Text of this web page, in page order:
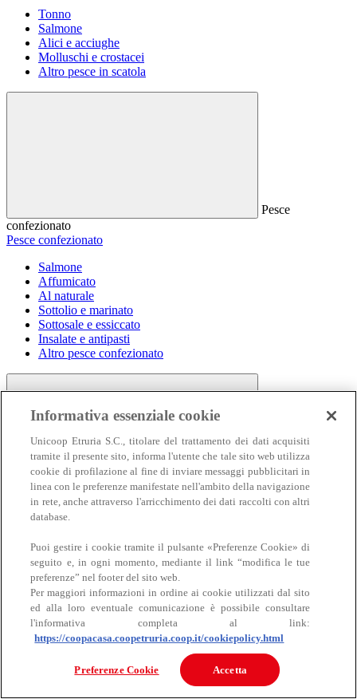
Tonno
Salmone
Alici e acciughe
Molluschi e crostacei
Altro pesce in scatola
Pesce
confezionato
Pesce confezionato
Salmone
Affumicato
Al naturale
Sottolio e marinato
Sottosale e essiccato
Insalate e antipasti
Altro pesce confezionato
Carne
Carne
Bovino
Informativa essenziale cookie
Unicoop Etruria S.C., titolare del trattamento dei dati acquisiti
tramite il presente sito, informa l'utente che tale sito web utilizza
cookie di profilazione al fine di inviare messaggi pubblicitari in
linea con le preferenze manifestate nell'ambito della navigazione
in rete, anche attraverso l'arricchimento dei dati raccolti con altri
database.
Puoi gestire i cookie tramite il pulsante «Preferenze Cookie» di
seguito e, in ogni momento, mediante il link “modifica le tue
preferenze” nel footer del sito web.
Per maggiori informazioni in ordine ai cookie utilizzati dal sito
ed alla loro eventuale comunicazione è possibile consultare
l'informativa completa al link:
https://coopacasa.coopetruria.coop.it/cookiepolicy.html
Preferenze Cookie Accetta